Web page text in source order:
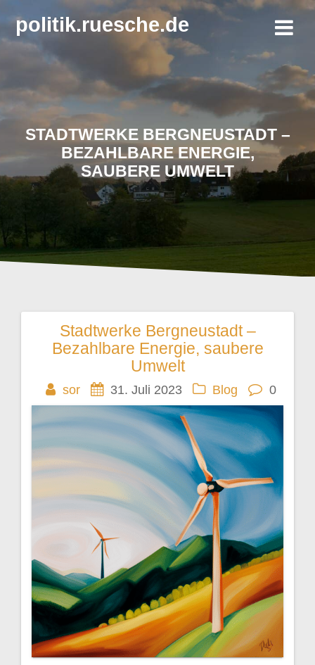
Zum
Inhalt
springen
politik.ruesche.de
STADTWERKE BERGNEUSTADT –
BEZAHLBARE ENERGIE,
SAUBERE UMWELT
Stadtwerke Bergneustadt –
Bezahlbare Energie, saubere
Umwelt
sor 31. Juli 2023 Blog 0
Beitragsnavigation